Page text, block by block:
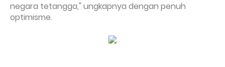
negara tetangga," ungkapnya dengan penuh
optimisme.